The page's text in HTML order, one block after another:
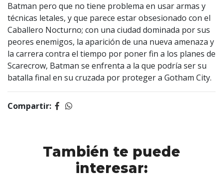
Batman pero que no tiene problema en usar armas y
técnicas letales, y que parece estar obsesionado con el
Caballero Nocturno; con una ciudad dominada por sus
peores enemigos, la aparición de una nueva amenaza y
la carrera contra el tiempo por poner fin a los planes de
Scarecrow, Batman se enfrenta a la que podría ser su
batalla final en su cruzada por proteger a Gotham City.
Compartir:
También te puede
interesar: